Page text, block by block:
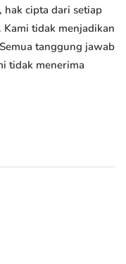
cipta dari setiap
tidak menjadikan
tanggung jawab
tidak menerima